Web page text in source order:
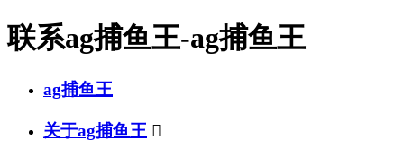
联系ag捕鱼王-ag捕鱼王
ag捕鱼王
关于ag捕鱼王 